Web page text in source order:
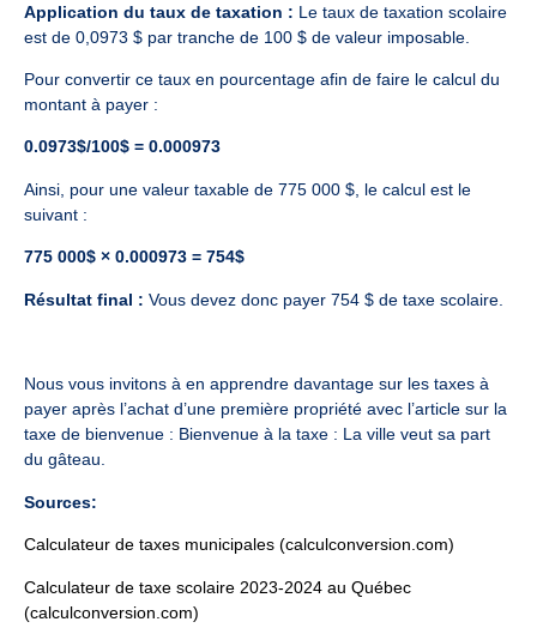
Application du taux de taxation : Le taux de taxation scolaire
est de 0,0973 $ par tranche de 100 $ de valeur imposable.
Pour convertir ce taux en pourcentage afin de faire le calcul du
montant à payer :
0.0973$/100$ = 0.000973
Ainsi, pour une valeur taxable de 775 000 $, le calcul est le
suivant :
775 000$ × 0.000973 = 754$
Résultat final : Vous devez donc payer 754 $ de taxe scolaire.
Nous vous invitons à en apprendre davantage sur les taxes à
payer après l’achat d’une première propriété avec l’article sur la
taxe de bienvenue : Bienvenue à la taxe : La ville veut sa part
du gâteau.
Sources:
Calculateur de taxes municipales (calculconversion.com)
Calculateur de taxe scolaire 2023-2024 au Québec
(calculconversion.com)